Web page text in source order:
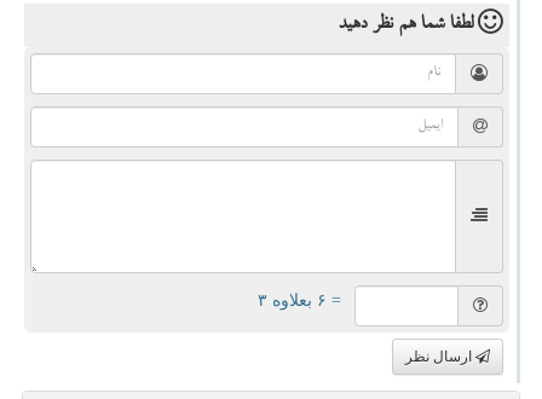
لطفا شما همنظر دهید
= ۶ بعلاوه ۳
ارسال نظر